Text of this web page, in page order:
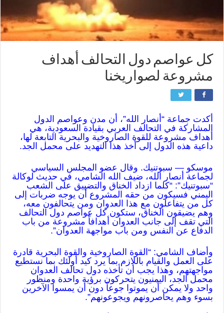
كل عواصم دول التحالف أهداف
مشروعة لصواريخنا
أكدت جماعة “أنصار الله”، أن مدن وعواصم الدول
المشاركة في التحالف العربي بقيادة السعودية، هي
أهداف مشروعة للقوة الصاروخية والبحرية التابعة لها،
داعية هذه الدول إلى أخذ هذا التهديد على محمل الجد.
موسكو — سبوتنيك. وقال عضو المجلس السياسي
لجماعة أنصار الله، ضيف الله الشامي، في حديث لوكالة
“سبوتنيك”: “كلما ازداد الخناق والتضييق على الشعب
اليمني فسيكون من حقه المشروع أن يوجه ضربات إلى
كل من يتفاعلون مع هذا العدوان ومن يتحالفون معه،
وهم يضيقون الخناق، ستكون كل عواصم دول التحالف
التي تقف إلى جانب العدوان أهدافاً مشروعة من باب
الدفاع عن النفس ومن باب مواجهة العدوان”.
وأضاف الشامي: “القوة الصاروخية والقوة البحرية قادرة
على العمل والقيام باللازم بما يرد كيد أولئك بما نستطيع
مواجهتهم، وهذا يجب أن تأخذه دول تحالف العدوان
محمل الجد، اليمنيون يتحركون برؤية واحدة ومنظور
واحد ولا يمكن أن يموتوا جوعاً دون أن يمسوا الآخرين
بسوء وهم يحاصرونهم ويجوعونهم”.